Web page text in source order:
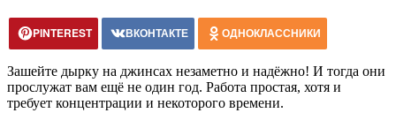
PINTEREST ВКОНТАКТЕ ОДНОКЛАССНИКИ
Зашейте дырку на джинсах незаметно и надёжно! И тогда они
прослужат вам ещё не один год. Работа простая, хотя и
требует концентрации и некоторого времени.